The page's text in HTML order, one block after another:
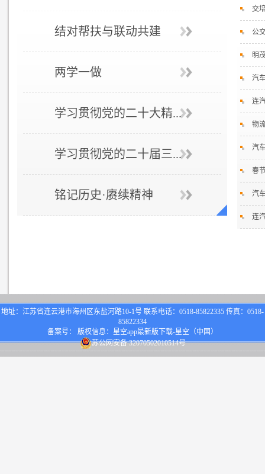
结对帮扶与联动共建
两学一做
学习贯彻党的二十大精...
学习贯彻党的二十届三...
铭记历史·赓续精神
交
公
明
汽
连
物
汽
春
汽
连
地址：江苏省连云港市海州区东盐河路10-1号 联系电话：0518-85822335 传真：0518-
85822334
备案号： 版权信息：星空app最新版下载-星空（中国）
苏公网安备 32070502010514号